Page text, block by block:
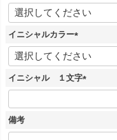
(
必
須
イニシャルカラー
(
必
須
イニシャル １文字
(
必
)
備考